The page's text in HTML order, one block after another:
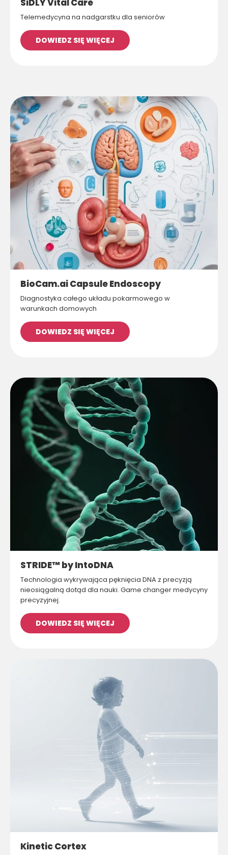
Telemedycyna na nadgarstku dla seniorów
DOWIEDZ SIĘ WIĘCEJ
BioCam.ai Capsule Endoscopy
Diagnostyka całego układu pokarmowego w
warunkach domowych
DOWIEDZ SIĘ WIĘCEJ
STRIDE™ by IntoDNA
Technologia wykrywająca pęknięcia DNA z precyzją
nieosiągalną dotąd dla nauki. Game changer medycyny
precyzyjnej.
DOWIEDZ SIĘ WIĘCEJ
Kinetic Cortex